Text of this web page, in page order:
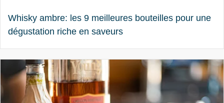
Whisky ambre: les 9 meilleures bouteilles pour une
dégustation riche en saveurs